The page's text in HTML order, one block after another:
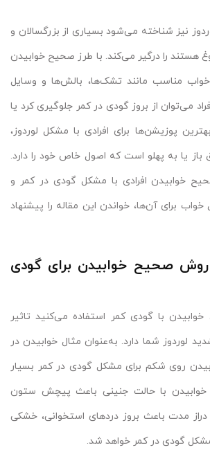
نیز شناخته می‌شود بسیاری از بزرگسالان و
هستند را درگیر می‌کند. با طرز صحیح خوابیدن
خواب مناسب مانند تشک‌ها، بالش‌ها و وسایل
می‌توان از بروز گودی در کمر جلوگیری کرد یا
پوزیشن‌ها برای افرادی با مشکل لوردوز،
یا به پهلو است که اصول خاص خود را دارد.
خوابیدن افرادی با مشکل گودی در کمر و
برای آن‌ها، خواندن این مقاله را پیشنهاد
روش صحیح خوابیدن برای گودی
با گودی کمر استفاده می‌کنید تاثیر
لوردوز شما دارد.‌ به‌عنوان مثال خوابیدن در
روی شکم برای مشکل گودی در کمر بسیار
خوابیدن با حالت جنینی باعث پیچش ستون
مدت باعث بروز دردهای استخوانی، خشکی
گودی در کمر خواهد شد.